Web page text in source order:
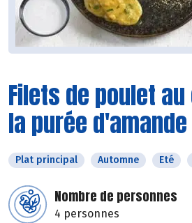
Filets de poulet
la purée d'amande
Plat principal Automne Eté
Nombre de personnes
4 personnes